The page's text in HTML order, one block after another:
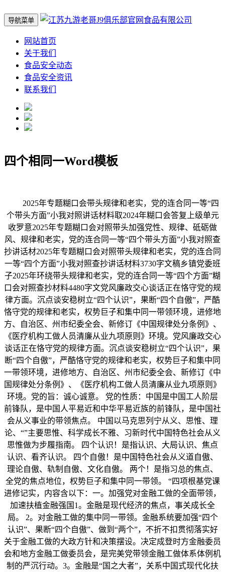
导航菜单
网站首页
关于我们
食品安全动态
食品安全资讯
联系我们
四个相同一Word模板
2025年专题糊口会带头规律和老实，党的连合同一等“四
个带头方面”小我对照讲话材料取2024年糊口会答复上级单元
收罗意2025年专题糊口会对照带头加强党性、规律、砥砺做
风、规律和老实，党的连合同一等“四个带头方面”小我对照查
抄讲话材2025年专题糊口会对照带头规律和老实，党的连合同
一等“四个方面”小我对照查抄讲话材料3730字文稿乡镇党委班
子2025年环绕带头规律和老实，党的连合同一等“四个方面”糊
口会对照查抄材料4480字文党风廉政交心谈话正在恪守党的规
律方面。沉点谈安稳树立“四个认识”，果断“四个自傲”，严酷
恪守党的规律和老实，权势巨子和集中同一带领环境，进修地
方、自治区、州市纪委全会、新修订《中国规律处分条例》、
《医疗机构工做人员清廉从业九项原则》环境。党风廉政交心
谈话正在恪守党的规律方面。沉点谈安稳树立“四个认识”，果
断“四个自傲”，严酷恪守党的规律和老实，权势巨子和集中同
一带领环境，进修地方、自治区、州市纪委全会、新修订《中
国规律处分条例》、《医疗机构工做人员清廉从业九项原则》
环境。党的旨：诚心诚意。 党的性质：中国是中国工人阶层
前锋队，是中国人平易近和中华平易近族的前锋队，是中国社
会从义事业的带领焦点。 中国以马克思列宁从义、思惟、理
论、“”主要思惟、科学成长不雅、习新时代中国特色社会从义
思惟做为步履指南。 四个认识！是指认识、大局认识、焦点
认识、看齐认识。 四个自傲！是中国特色社会从义道自傲、
理论自傲、轨制自傲、文化自傲。 两个！是指习总的焦点、
全党的焦点地位，权势巨子和集中同一带领。 “四项根基党课
进修记实，内容含以下：一。加强党对金融工做的全面带领，
加速扶植金融强国1。金融是现代经济的焦点，事关成长全
局。 2。对金融工做的集中同一带领。金融系统要加强“四个
认识”、果断“四个自傲”、做到“两个”，不折不扣贯彻落实好
关于金融工做的大政方针和决策摆设。决定成登时方金融委员
会和地方金融工做委员会，是完美党带领金融工做体系体例机
制的严沉行动。3。金融是“国之大者”，关系中国式现代化扶